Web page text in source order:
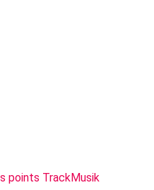
points TrackMusik